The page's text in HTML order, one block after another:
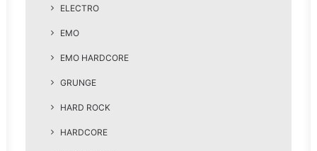
ELECTRO
EMO
EMO HARDCORE
GRUNGE
HARD ROCK
HARDCORE